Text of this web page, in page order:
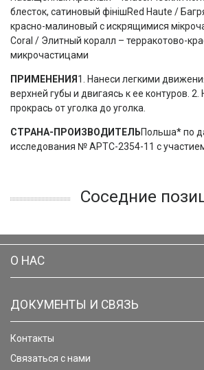
блесток, сатиновый фінішRed Haute /
красно-малиновый с искрящимися
Coral / Элитный коралл – терракотово-
микрочастицами
ПРИМЕНЕНИЯ 1. Нанеси легкими
верхней губы и двигаясь к ее контуров.
прокрась от уголка до уголка.
СТРАНА-ПРОИЗВОДИТЕЛЬПольша* по
исследования № APTC-2354-11 с
Соседние
О НАС
ДОКУМЕНТЫ И СВЯЗЬ
Контакты
Связаться с нами